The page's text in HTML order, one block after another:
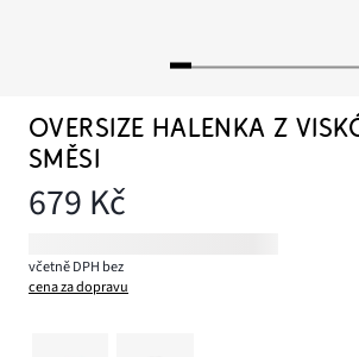
OVERSIZE HALENKA Z
SMĚSI
679 Kč
včetně DPH bez
cena za dopravu